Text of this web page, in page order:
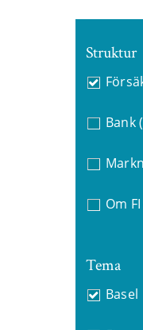
Struktur
Bank
Om FI
Tema
Basel